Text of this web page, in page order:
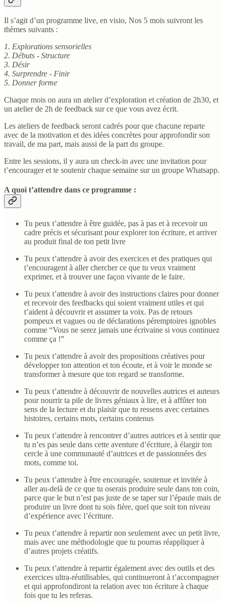
Il s’agit d’un programme live, en visio, Nos 5 mois suivront les
thèmes suivants :
1. Explorations sensorielles
2. Débuts - Structure
3. Désir
4. Surprendre - Finir
5. Donner forme
Chaque mois on aura un atelier d’exploration et création de 2h30, et
un atelier de 2h de feedback sur ce que vous avez écrit.
Les ateliers de feedback seront cadrés pour que chacune reparte
avec de la motivation et des idées concrètes pour approfondir son
travail, de ma part, mais aussi de la part du groupe.
Entre les sessions, il y aura un check-in avec une invitation pour
t’encourager et te soutenir chaque semaine sur un groupe Whatsapp.
A quoi t’attendre dans ce programme :
Tu peux t’attendre à être guidée, pas à pas et à recevoir un
cadre précis et sécurisant pour explorer ton écriture, et arriver
au produit final de ton petit livre
Tu peux t’attendre à avoir des exercices et des pratiques qui
t’encouragent à aller chercher ce que tu veux vraiment
exprimer, et à trouver une façon vivante de le faire.
Tu peux t’attendre à avoir des instructions claires pour donner
et recevoir des feedbacks qui soient vraiment utiles et qui
t’aident à découvrir et assumer ta voix. Pas de retours
pompeux et vagues ou de déclarations péremptoires ignobles
comme “Vous ne serez jamais une écrivaine si vous continuez
comme ça !”
Tu peux t’attendre à avoir des propositions créatives pour
développer ton attention et ton écoute, et à voir le monde se
transformer à mesure que ton regard se transforme.
Tu peux t’attendre à découvrir de nouvelles autrices et auteurs
pour nourrir ta pile de livres géniaux à lire, et à affûter ton
sens de la lecture et du plaisir que tu ressens avec certaines
histoires, certains mots, certains contenus
Tu peux t’attendre à rencontrer d’autres autrices et à sentir que
tu n’es pas seule dans cette aventure d’écriture, à élargir ton
cercle à une communauté d’autrices et de passionnées des
mots, comme toi.
Tu peux t’attendre à être encouragée, soutenue et invitée à
aller au-delà de ce que tu oserais produire seule dans ton coin,
parce que le but n’est pas juste de se taper sur l’épaule mais de
produire un livre dont tu sois fière, quel que soit ton niveau
d’expérience avec l’écriture.
Tu peux t’attendre à repartir non seulement avec un petit livre,
mais avec une méthodologie que tu pourras réappliquer à
d’autres projets créatifs.
Tu peux t’attendre à repartir également avec des outils et des
exercices ultra-réutilisables, qui continueront à t’accompagner
et qui approfondiront ta relation avec ton écriture à chaque
fois que tu les referas.